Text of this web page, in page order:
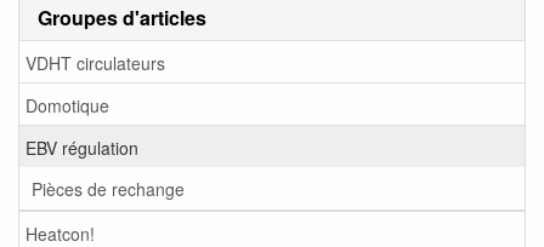
Groupes d'articles
VDHT circulateurs
Domotique
EBV régulation
Pièces de rechange
Heatcon!